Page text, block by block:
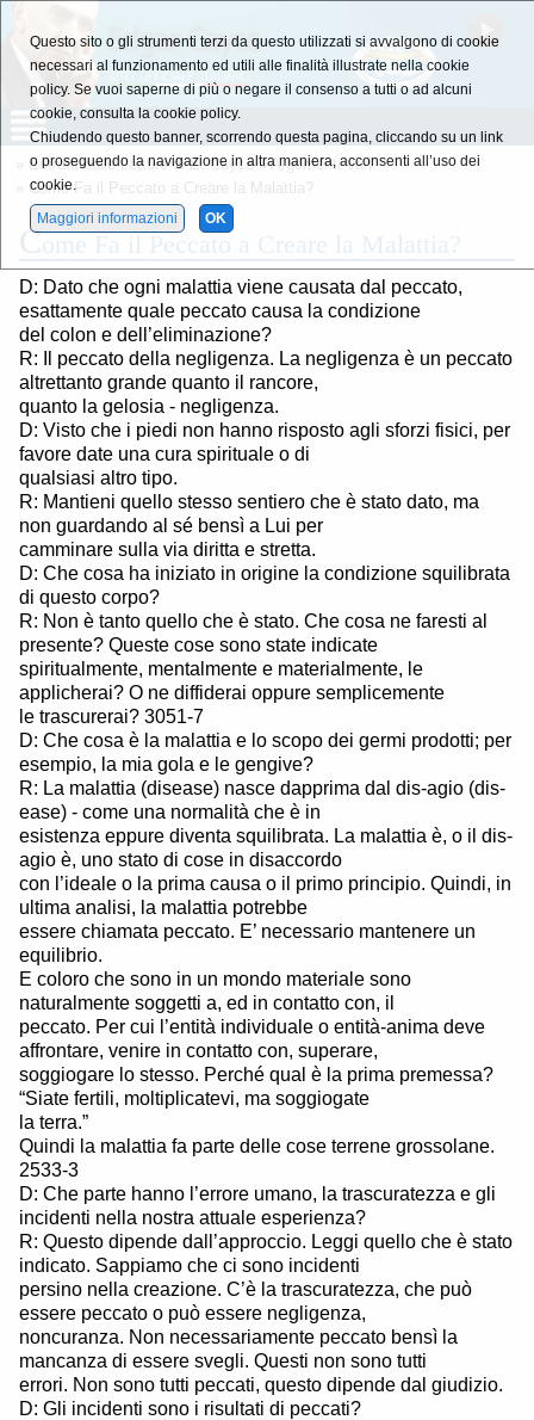
Estratti dalle Letture di E. Cayce »Argomenti Vari
» Come Fa il Peccato a Creare la Malattia?
Come Fa il Peccato a Creare la Malattia?
D: Dato che ogni malattia viene causata dal peccato,
esattamente quale peccato causa la condizione
del colon e dell’eliminazione?
R: Il peccato della negligenza. La negligenza è un peccato
altrettanto grande quanto il rancore,
quanto la gelosia - negligenza.
D: Visto che i piedi non hanno risposto agli sforzi fisici, per
favore date una cura spirituale o di
qualsiasi altro tipo.
R: Mantieni quello stesso sentiero che è stato dato, ma
non guardando al sé bensì a Lui per
camminare sulla via diritta e stretta.
D: Che cosa ha iniziato in origine la condizione squilibrata
di questo corpo?
R: Non è tanto quello che è stato. Che cosa ne faresti al
presente? Queste cose sono state indicate
spiritualmente, mentalmente e materialmente, le
applicherai? O ne diffiderai oppure semplicemente
le trascurerai? 3051-7
D: Che cosa è la malattia e lo scopo dei germi prodotti; per
esempio, la mia gola e le gengive?
R: La malattia (disease) nasce dapprima dal dis-agio (dis-
ease) - come una normalità che è in
esistenza eppure diventa squilibrata. La malattia è, o il dis-
agio è, uno stato di cose in disaccordo
con l’ideale o la prima causa o il primo principio. Quindi, in
ultima analisi, la malattia potrebbe
essere chiamata peccato. E’ necessario mantenere un
equilibrio.
E coloro che sono in un mondo materiale sono
naturalmente soggetti a, ed in contatto con, il
peccato. Per cui l’entità individuale o entità-anima deve
affrontare, venire in contatto con, superare,
soggiogare lo stesso. Perché qual è la prima premessa?
“Siate fertili, moltiplicatevi, ma soggiogate
la terra.”
Quindi la malattia fa parte delle cose terrene grossolane.
2533-3
D: Che parte hanno l’errore umano, la trascuratezza e gli
incidenti nella nostra attuale esperienza?
R: Questo dipende dall’approccio. Leggi quello che è stato
indicato. Sappiamo che ci sono incidenti
persino nella creazione. C’è la trascuratezza, che può
essere peccato o può essere negligenza,
noncuranza. Non necessariamente peccato bensì la
mancanza di essere svegli. Questi non sono tutti
errori. Non sono tutti peccati, questo dipende dal giudizio.
D: Gli incidenti sono i risultati di peccati?
Questo sito o gli strumenti terzi da questo utilizzati si avvalgono di cookie
necessari al funzionamento ed utili alle finalità illustrate nella cookie
policy. Se vuoi saperne di più o negare il consenso a tutti o ad alcuni
cookie, consulta la cookie policy.
Chiudendo questo banner, scorrendo questa pagina, cliccando su un link
o proseguendo la navigazione in altra maniera, acconsenti all’uso dei
cookie.
Maggiori informazioni
OK